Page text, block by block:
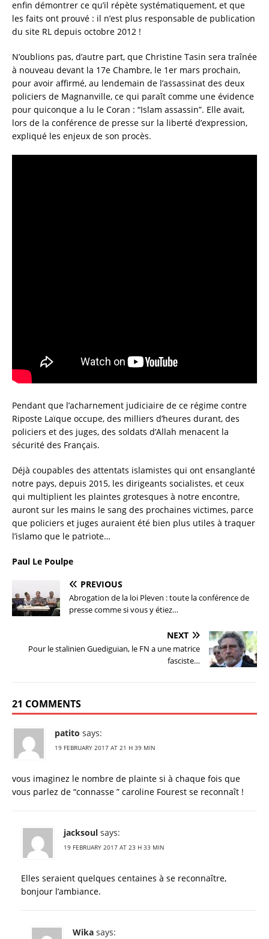
enfin démontrer ce qu’il répète systématiquement, et que
les faits ont prouvé : il n’est plus responsable de publication
du site RL depuis octobre 2012 !
N’oublions pas, d’autre part, que Christine Tasin sera traînée
à nouveau devant la 17e Chambre, le 1er mars prochain,
pour avoir affirmé, au lendemain de l’assassinat des deux
policiers de Magnanville, ce qui paraît comme une évidence
pour quiconque a lu le Coran : “Islam assassin”. Elle avait,
lors de la conférence de presse sur la liberté d’expression,
expliqué les enjeux de son procès.
Pendant que l’acharnement judiciaire de ce régime contre
Riposte Laïque occupe, des milliers d’heures durant, des
policiers et des juges, des soldats d’Allah menacent la
sécurité des Français.
Déjà coupables des attentats islamistes qui ont ensanglanté
notre pays, depuis 2015, les dirigeants socialistes, et ceux
qui multiplient les plaintes grotesques à notre encontre,
auront sur les mains le sang des prochaines victimes, parce
que policiers et juges auraient été bien plus utiles à traquer
l’islamo que le patriote…
Paul Le Poulpe
PREVIOUS
Abrogation de la loi Pleven : toute la conférence de
presse comme si vous y étiez…
NEXT
Pour le stalinien Guediguian, le FN a une matrice
fasciste…
21 COMMENTS
patito says:
19 FEBRUARY 2017 AT 21 H 39 MIN
vous imaginez le nombre de plainte si à chaque fois que
vous parlez de “connasse ” caroline Fourest se reconnaît !
jacksoul says:
19 FEBRUARY 2017 AT 23 H 33 MIN
Elles seraient quelques centaines à se reconnaître,
bonjour l’ambiance.
Wika says: